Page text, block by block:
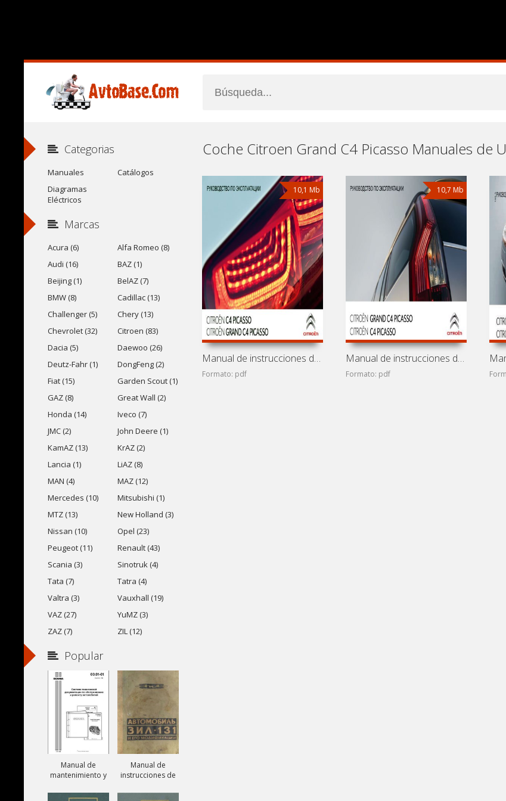
10,1 Mb
Manual de instrucciones de coches Citroen C4 Picasso y
Formato: pdf
10,7 Mb
Manual de instrucciones de coches Citroen C4 Picasso y
Formato: pdf
Categorias
Manuales
Catálogos
Diagramas
Eléctricos
Marcas
Acura (6)
Alfa Romeo (8)
Audi (16)
BAZ (1)
Beijing (1)
BelAZ (7)
BMW (8)
Cadillac (13)
Challenger (5)
Chery (13)
Chevrolet (32)
Citroen (83)
Dacia (5)
Daewoo (26)
Deutz-Fahr (1)
DongFeng (2)
Fiat (15)
Garden Scout (1)
GAZ (8)
Great Wall (2)
Honda (14)
Iveco (7)
JMC (2)
John Deere (1)
KamAZ (13)
KrAZ (2)
Lancia (1)
LiAZ (8)
MAN (4)
MAZ (12)
Mercedes (10)
Mitsubishi (1)
MTZ (13)
New Holland (3)
Nissan (10)
Opel (23)
Peugeot (11)
Renault (43)
Scania (3)
Sinotruk (4)
Tata (7)
Tatra (4)
Valtra (3)
Vauxhall (19)
VAZ (27)
YuMZ (3)
ZAZ (7)
ZIL (12)
Popular
Manual de
mantenimiento y
camiones Scania
Manual de
instrucciones de
ZIL-131A y ZIL-